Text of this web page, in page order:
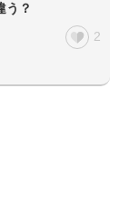
う？
2